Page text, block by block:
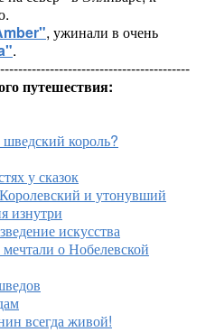
, ужинали в очень
.
путешествия:
король?
у сказок
и утонувший
изнутри
искусства
о Нобелевской
всегда живой!